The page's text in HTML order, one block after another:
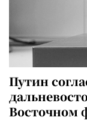
Путин
Восточном